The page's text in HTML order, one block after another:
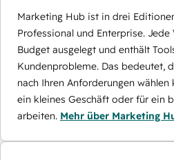
Marketing Hub ist in drei
Professional und Enterprise.
Budget ausgelegt und enthält
Kundenprobleme. Das bedeutet,
nach Ihren Anforderungen
ein kleines Geschäft oder für ein
arbeiten. Mehr über Marketing